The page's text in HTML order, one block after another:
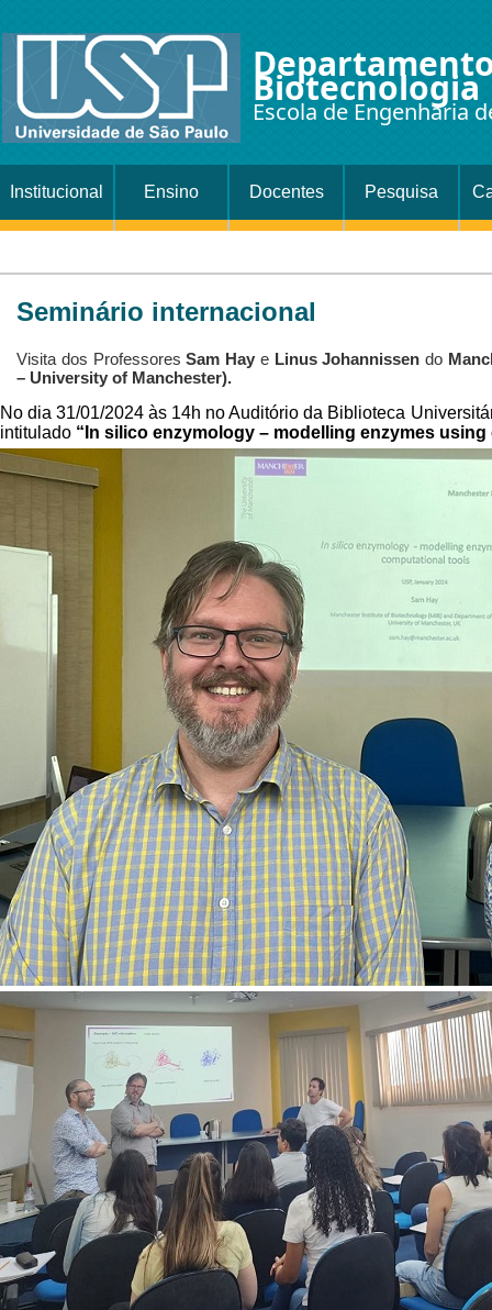
Biotecnologia
Escola de Engenharia
Institucional Ensino Docentes Pesquisa
Seminário internacional
Visita dos ProfessoresSam Hay e Linus Johannissen do
– University of Manchester).
No dia 31/01/2024 às 14h no Auditório da Biblioteca
intitulado “In silico enzymology – modelling enzymes